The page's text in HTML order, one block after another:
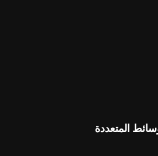
المتعددة